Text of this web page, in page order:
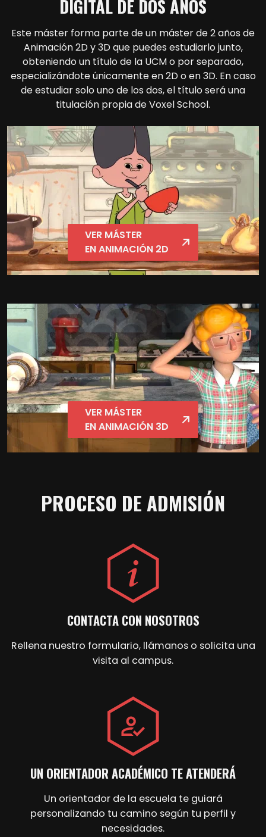
DIGITAL DE DOS AÑOS
Este máster forma parte de un máster de 2 años de
Animación 2D y 3D que puedes estudiarlo junto,
obteniendo un título de la UCM o por separado,
especializándote únicamente en 2D o en 3D. En caso
de estudiar solo uno de los dos, el título será una
titulación propia de Voxel School.
VER MÁSTER
EN ANIMACIÓN 2D
VER MÁSTER
EN ANIMACIÓN 3D
PROCESO DE ADMISIÓN
CONTACTA CON NOSOTROS
Rellena nuestro formulario, llámanos o solicita una
visita al campus.
UN ORIENTADOR ACADÉMICO TE ATENDERÁ
Un orientador de la escuela te guiará
personalizando tu camino según tu perfil y
necesidades.